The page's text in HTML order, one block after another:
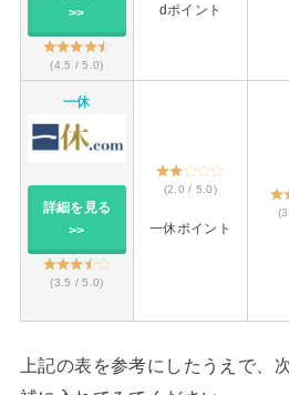
>>
(4.5 / 5.0)
dポイント
一休
詳細を見る
>>
(3.5 / 5.0)
(2.0 / 5.0)
一休ポイント
上記の表を参考にしたうえで、